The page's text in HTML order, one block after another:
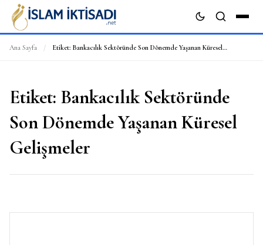
Ana Sayfa / Etiket: Bankacılık Sektöründe Son Dönemde Yaşanan Küresel Gelişmeler
Etiket: Bankacılık Sektöründe
Son Dönemde Yaşanan Küresel
Gelişmeler